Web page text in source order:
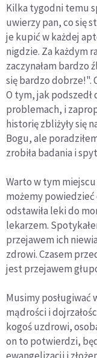
Kilka tygodni temu
uwierzy pan, co się
je kupić w każdej
nigdzie. Za każdym
zaczynałam bardzo
się bardzo dobrze!".
O tym, jak podszedł
problemach, i
historię zbliżyły się
Bogu, ale
zrobiła badania i
Warto w tym
możemy
odstawiła leki do
lekarzem.
przejawem ich
zdrowi. Czasem
jest przejawem
Musimy
mądrości i
kogoś uzdrowi,
on to potwierdzi,
ewangelizacji i